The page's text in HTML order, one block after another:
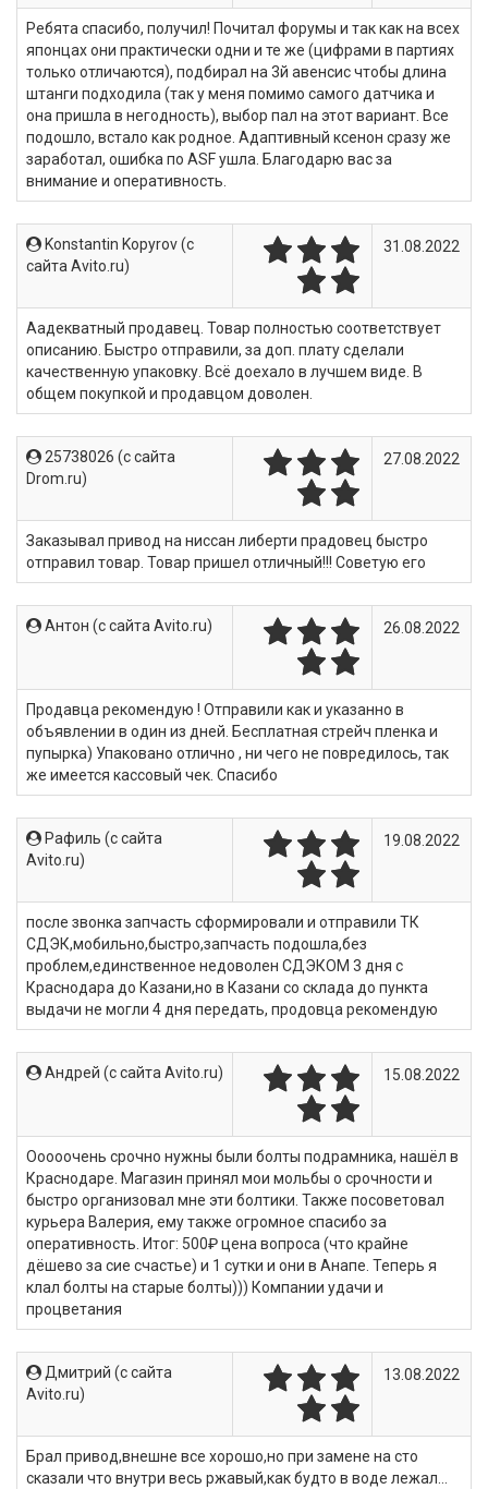
Ребята спасибо, получил! Почитал форумы и так как на всех
японцах они практически одни и те же (цифрами в партиях
только отличаются), подбирал на 3й авенсис чтобы длина
штанги подходила (так у меня помимо самого датчика и
она пришла в негодность), выбор пал на этот вариант. Все
подошло, встало как родное. Адаптивный ксенон сразу же
заработал, ошибка по АSF ушла. Благодарю вас за
внимание и оперативность.
Konstantin Kopyrov (c
сайта Avito.ru)
31.08.2022
Аадекватный продавец. Товар полностью соответствует
описанию. Быстро отправили, за доп. плату сделали
качественную упаковку. Всё доехало в лучшем виде. В
общем покупкой и продавцом доволен.
25738026 (c сайта
Drom.ru)
27.08.2022
Заказывал привод на ниссан либерти прадовец быстро
отправил товар. Товар пришел отличный!!! Советую его
Антон (c сайта Avito.ru) 26.08.2022
Продавца рекомендую ! Отправили как и указанно в
объявлении в один из дней. Бесплатная стрейч пленка и
пупырка) Упаковано отлично , ни чего не повредилось, так
же имеется кассовый чек. Спасибо
Рафиль (c сайта
Avito.ru)
19.08.2022
после звонка запчасть сформировали и отправили ТК
СДЭК,мобильно,быстро,запчасть подошла,без
проблем,единственное недоволен СДЭКОМ 3 дня с
Краснодара до Казани,но в Казани со склада до пункта
выдачи не могли 4 дня передать, продовца рекомендую
Андрей (c сайта Avito.ru) 15.08.2022
Ооооочень срочно нужны были болты подрамника, нашёл в
Краснодаре. Магазин принял мои мольбы о срочности и
быстро организовал мне эти болтики. Также посоветовал
курьера Валерия, ему также огромное спасибо за
оперативность. Итог: 500₽ цена вопроса (что крайне
дёшево за сие счастье) и 1 сутки и они в Анапе. Теперь я
клал болты на старые болты))) Компании удачи и
процветания
Дмитрий (c сайта
Avito.ru)
13.08.2022
Брал привод,внешне все хорошо,но при замене на сто
сказали что внутри весь ржавый,как будто в воде лежал…